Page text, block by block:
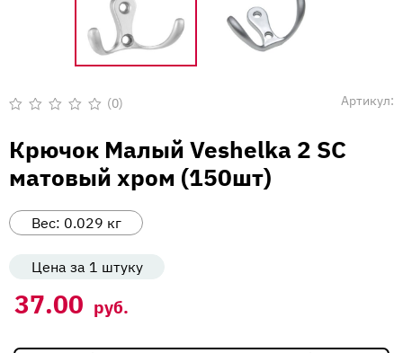
Вакансии
Напишите нам
Артикул:
из
5
(0)
Крючок Малый Veshelka 2 SC
матовый хром (150шт)
Вес: 0.029 кг
Цена за 1 штуку
37.00 руб.